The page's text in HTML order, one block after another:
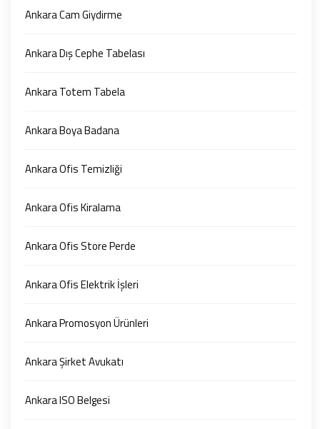
Ankara Cam Giydirme
Ankara Dış Cephe Tabelası
Ankara Totem Tabela
Ankara Boya Badana
Ankara Ofis Temizliği
Ankara Ofis Kiralama
Ankara Ofis Store Perde
Ankara Ofis Elektrik İşleri
Ankara Promosyon Ürünleri
Ankara Şirket Avukatı
Ankara ISO Belgesi